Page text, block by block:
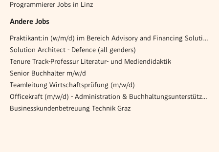
Programmierer Jobs in Linz
Andere Jobs
Praktikant:in (w/m/d) im Bereich Advisory and Financing Solutions - 2026
Solution Architect - Defence (all genders)
Tenure Track-Professur Literatur- und Mediendidaktik
Senior Buchhalter m/w/d
Teamleitung Wirtschaftsprüfung (m/w/d)
Officekraft (m/w/d) - Administration & Buchhaltungsunterstützung
Businesskundenbetreuung Technik Graz